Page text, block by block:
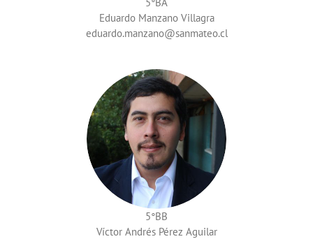
Eduardo Manzano Villagra
eduardo.manzano
5°BB
Víctor Andrés Pérez Aguilar